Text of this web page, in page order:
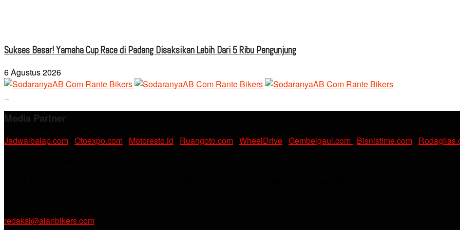
Sukses Besar! Yamaha Cup Race di Padang Disaksikan Lebih Dari 5 Ribu Pengunjung
6 Agustus 2026
Media Partner
Jadwalbalap.com Otoexpo.com Motoresto.id Ruangoto.com WheelDrive Gembelgaul.com Bisnistime.com
redaksi@alanbikers.com